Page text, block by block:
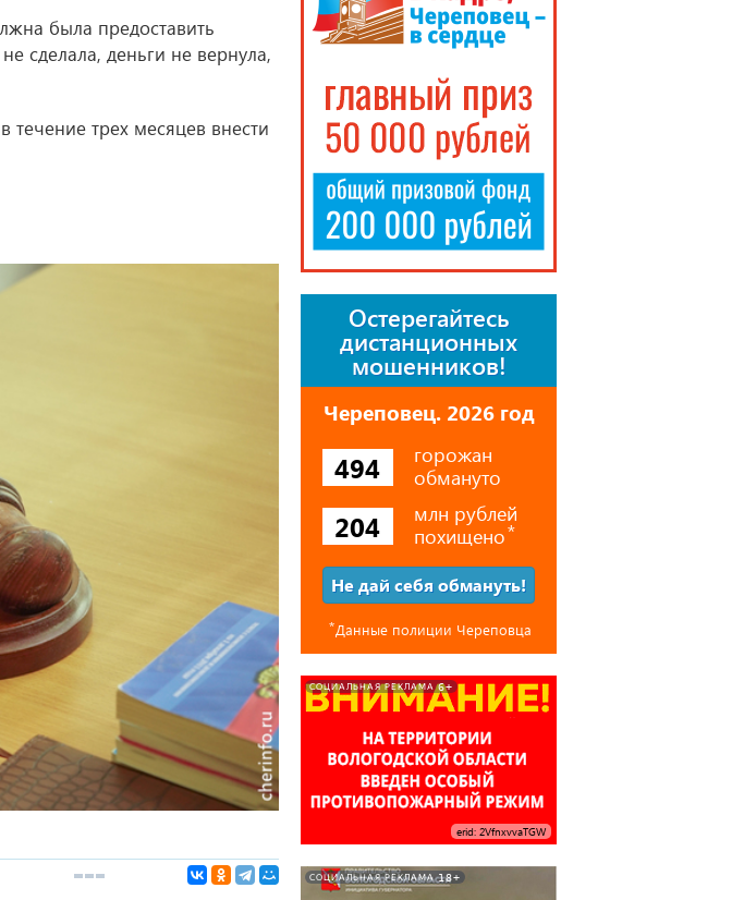
была предоставить
сделала, деньги не вернула,
трех месяцев внести
Остерегайтесь
дистанционных
мошенников!
Череповец. 2026 год
494
горожан
обмануто
204
млн рублей
похищено⃰
Не дай себя обмануть!
⃰Данные полиции Череповца
СОЦИАЛЬНАЯ РЕКЛАМА 6+
erid: 2VfnxvvaTGW
СОЦИАЛЬНАЯ РЕКЛАМА 18+